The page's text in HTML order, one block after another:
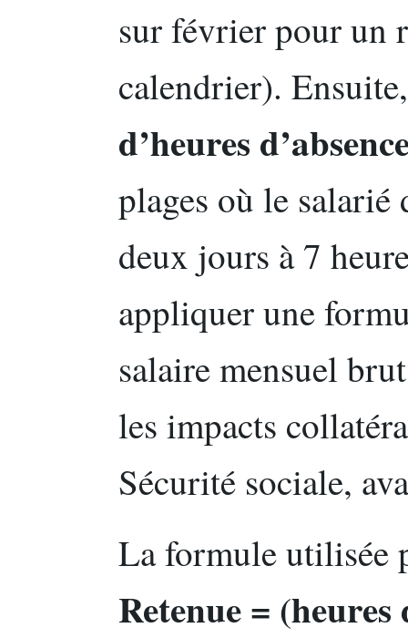
sur février pour un
calendrier).
d’heures
plages où le salarié
deux jours à 7
appliquer une
salaire mensuel
les impacts
Sécurité sociale,
La formule utilisée
Retenue = (heures